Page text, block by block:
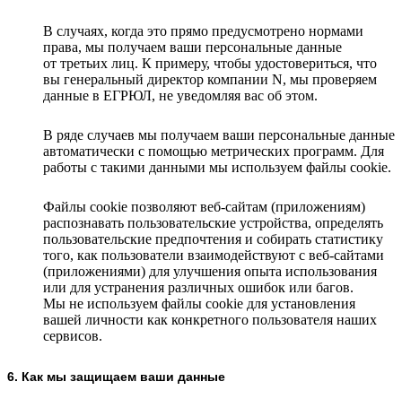
В случаях, когда это прямо предусмотрено нормами
права, мы получаем ваши персональные данные
от третьих лиц. К примеру, чтобы удостовериться, что
вы генеральный директор компании N, мы проверяем
данные в ЕГРЮЛ, не уведомляя вас об этом.
В ряде случаев мы получаем ваши персональные данные
автоматически с помощью метрических программ. Для
работы с такими данными мы используем файлы cookie.
Файлы cookie позволяют веб-сайтам (приложениям)
распознавать пользовательские устройства, определять
пользовательские предпочтения и собирать статистику
того, как пользователи взаимодействуют с веб-сайтами
(приложениями) для улучшения опыта использования
или для устранения различных ошибок или багов.
Мы не используем файлы cookie для установления
вашей личности как конкретного пользователя наших
сервисов.
6. Как мы защищаем ваши данные